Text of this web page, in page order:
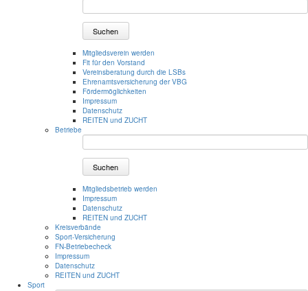
Suchen
Mitgliedsverein werden
Fit für den Vorstand
Vereinsberatung durch die LSBs
Ehrenamtsversicherung der VBG
Fördermöglichkeiten
Impressum
Datenschutz
REITEN und ZUCHT
Betriebe
Suchen
Mitgliedsbetrieb werden
Impressum
Datenschutz
REITEN und ZUCHT
Kreisverbände
Sport-Versicherung
FN-Betriebecheck
Impressum
Datenschutz
REITEN und ZUCHT
Sport